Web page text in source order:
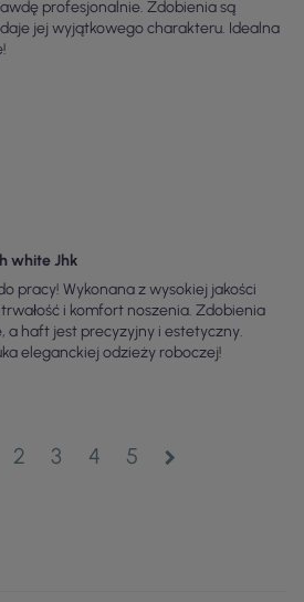
profesjonalnie. Zdobienia są
jej wyjątkowego charakteru. Idealna
white Jhk
pracy! Wykonana z wysokiej jakości
i komfort noszenia. Zdobienia
a haft jest precyzyjny i estetyczny.
eleganckiej odzieży roboczej!
2 3 4 5 chevron_right